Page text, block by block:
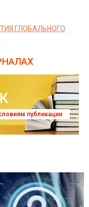
ГЛОБАЛЬНОГО
публикации